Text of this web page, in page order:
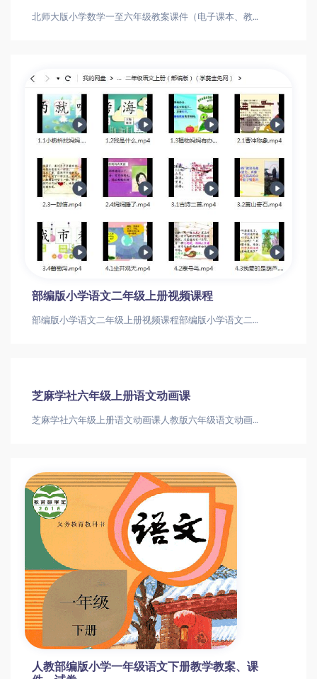
北师大版小学数学一至六年级教案课件（电子课本、教案、PPT课件）北师大版小学数学一至六年级教案课件（电子课本、教案、PPT课件）
部编版小学语文二年级上册视频课程
部编版小学语文二年级上册视频课程部编版小学语文二年级上册视频课程
芝麻学社六年级上册语文动画课
芝麻学社六年级上册语文动画课人教版六年级语文动画课程如何提升孩子阅读能力？六年级语文动画|人教版语文辅导|小学语文阅读提升
人教部编版小学一年级语文下册教学教案、课